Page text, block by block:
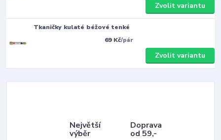
Zvolit variantu
Tkaničky kulaté béžové tenké
69 Kč/pár
Zvolit variantu
Největší
výběr
Doprava
od 59,-